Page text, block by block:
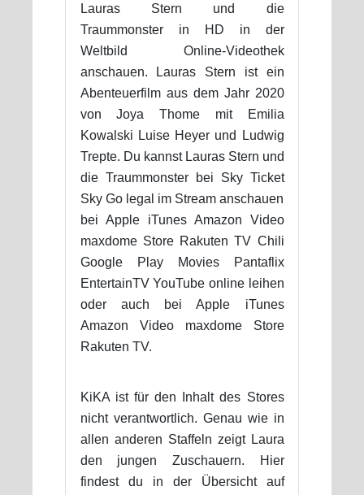
Lauras Stern und die
Traummonster in HD in der
Weltbild Online-Videothek
anschauen. Lauras Stern ist ein
Abenteuerfilm aus dem Jahr 2020
von Joya Thome mit Emilia
Kowalski Luise Heyer und Ludwig
Trepte. Du kannst Lauras Stern und
die Traummonster bei Sky Ticket
Sky Go legal im Stream anschauen
bei Apple iTunes Amazon Video
maxdome Store Rakuten TV Chili
Google Play Movies Pantaflix
EntertainTV YouTube online leihen
oder auch bei Apple iTunes
Amazon Video maxdome Store
Rakuten TV.
KiKA ist für den Inhalt des Stores
nicht verantwortlich. Genau wie in
allen anderen Staffeln zeigt Laura
den jungen Zuschauern. Hier
findest du in der Übersicht auf